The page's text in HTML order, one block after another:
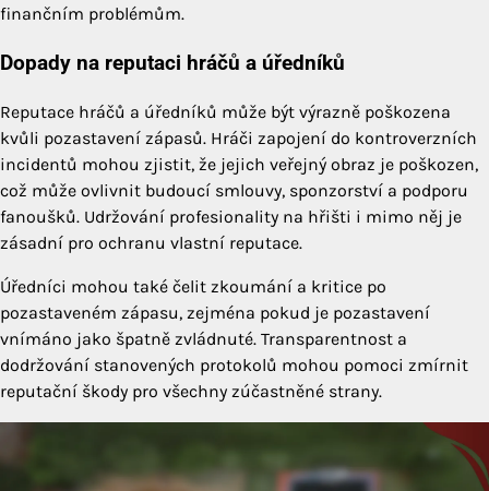
finančním problémům.
Dopady na reputaci hráčů a úředníků
Reputace hráčů a úředníků může být výrazně poškozena
kvůli pozastavení zápasů. Hráči zapojení do kontroverzních
incidentů mohou zjistit, že jejich veřejný obraz je poškozen,
což může ovlivnit budoucí smlouvy, sponzorství a podporu
fanoušků. Udržování profesionality na hřišti i mimo něj je
zásadní pro ochranu vlastní reputace.
Úředníci mohou také čelit zkoumání a kritice po
pozastaveném zápasu, zejména pokud je pozastavení
vnímáno jako špatně zvládnuté. Transparentnost a
dodržování stanovených protokolů mohou pomoci zmírnit
reputační škody pro všechny zúčastněné strany.